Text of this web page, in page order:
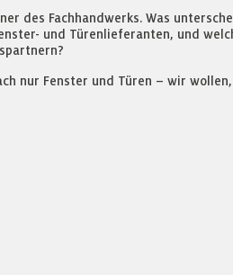
des Fachhandwerks. Was
und Türenlieferanten, und
nur Fenster und Türen – wir